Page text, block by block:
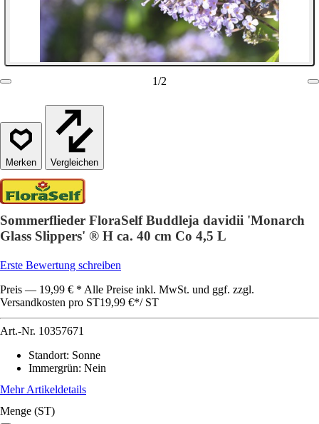
1/2
Vergleichen
Sommerflieder FloraSelf Buddleja davidii 'Monarch
Glass Slippers' ® H ca. 40 cm Co 4,5 L
Erste Bewertung schreiben
Preis — 19,99 € * Alle Preise inkl. MwSt. und ggf. zzgl.
Versandkosten pro ST19,99 €*/ ST
Art.-Nr. 10357671
Standort: Sonne
Immergrün: Nein
Mehr Artikeldetails
Menge (ST)